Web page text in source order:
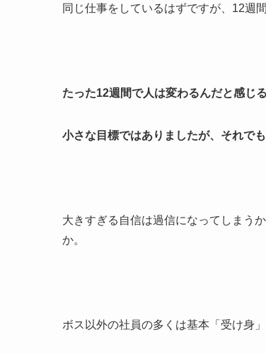
同じ仕事をしているはずですが、12週
たった12週間で人は変わるんだと感じ
小さな目標ではありましたが、それで
大きすぎる自信は過信になってしまう
か。
ボス以外の社員の多くは基本「受け身